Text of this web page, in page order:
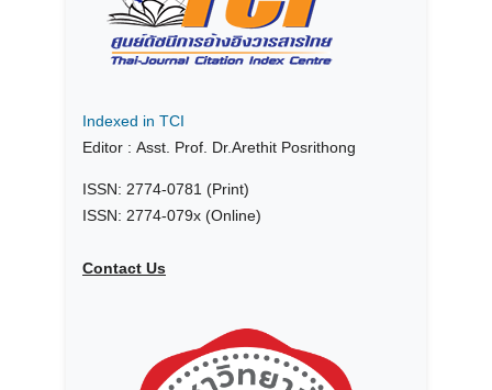
Indexed in TCI
Editor : Asst. Prof. Dr.Arethit Posrithong
ISSN: 2774-0781 (Print)
ISSN: 2774-079x (Online)
Contact Us